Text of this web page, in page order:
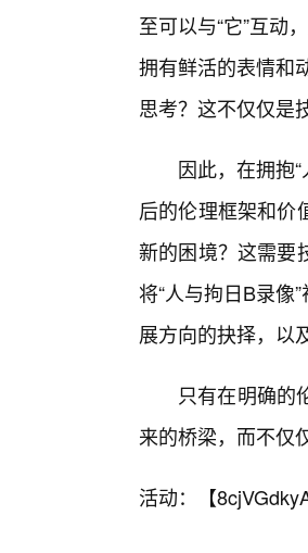
至可以与“它”互动
拥有鲜活的表情和
思考？这不仅仅是
因此，在拥抱
后的伦理框架和价
新的困境？这需要
将“人与拘日B录像
展方向的抉择，以
只有在明确的
来的桥梁，而不仅
活动：【